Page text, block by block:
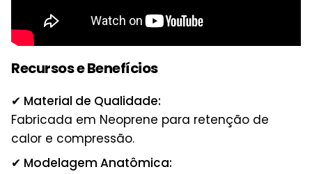
Recursos e Benefícios
✔ Material de Qualidade:
Fabricada em Neoprene para retenção de
calor e compressão.
✔ Modelagem Anatômica: